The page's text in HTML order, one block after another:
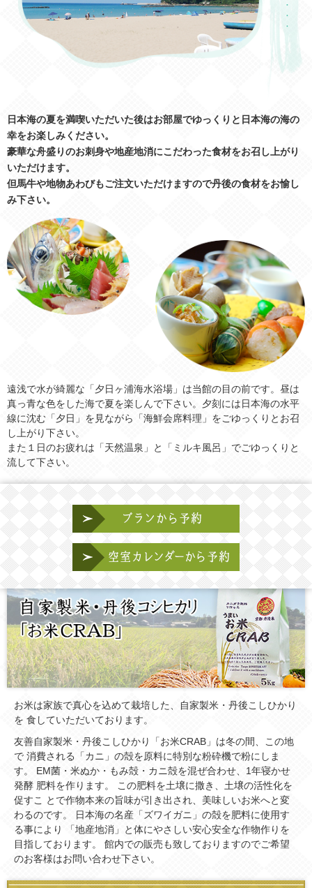
日本海の夏を満喫いただいた後はお部屋でゆっくりと日本海の海の
幸をお楽しみください。
豪華な舟盛りのお刺身や地産地消にこだわった食材をお召し上がり
いただけます。
但馬牛や地物あわびもご注文いただけますので丹後の食材をお愉し
み下さい。
遠浅で水が綺麗な「夕日ヶ浦海水浴場」は当館の目の前です。昼は
真っ青な色をした海で夏を楽しんで下さい。夕刻には日本海の水平
線に沈む「夕日」を見ながら「海鮮会席料理」をごゆっくりとお召
し上がり下さい。
また１日のお疲れは「天然温泉」と「ミルキ風呂」でごゆっくりと
流して下さい。
お米は家族で真心を込めて栽培した、自家製米・丹後こしひかり
を 食していただいております。
友善自家製米・丹後こしひかり「お米CRAB」は冬の間、この地
で 消費される「カニ」の殻を原料に特別な粉砕機で粉にしま
す。 EM菌・米ぬか・もみ殻・カニ殻を混ぜ合わせ、1年寝かせ
発酵 肥料を作ります。 この肥料を土壌に撒き、土壌の活性化を
促すこ とで作物本来の旨味が引き出され、美味しいお米へと変
わるのです。 日本海の名産「ズワイガニ」の殻を肥料に使用す
る事により 「地産地消」と体にやさしい安心安全な作物作りを
目指しております。 館内での販売も致しておりますのでご希望
のお客様はお問い合わせ下さい。